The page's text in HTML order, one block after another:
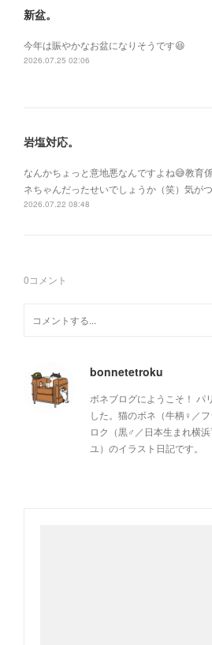
新盆。
今年は賑やかなお盆になりそうです😆
2026.07.25 02:06
岩塩対応。
なんかちょっと意地悪なんですよね😅教育
ネちゃんだったせいでしょうか（笑）気が
2026.07.22 08:48
0コメント
bonnetetroku
ボネブログにようこそ！ パ
した。猫のボネ（牛柄♀／フ
ロク（黒♂／日本生まれ横
ユ）のイラスト日記です。